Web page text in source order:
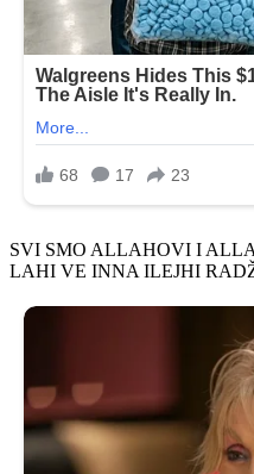
SVI SMO ALLAHOVI I
LAHI VE INNA ILEJHI